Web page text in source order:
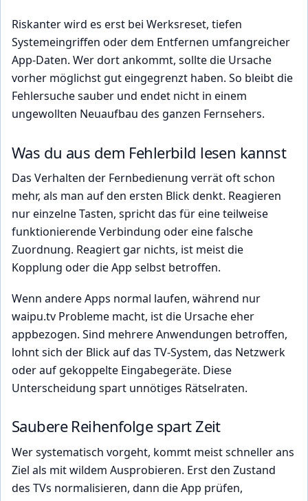
Riskanter wird es erst bei Werksreset, tiefen
Systemeingriffen oder dem Entfernen umfangreicher
App-Daten. Wer dort ankommt, sollte die Ursache
vorher möglichst gut eingegrenzt haben. So bleibt die
Fehlersuche sauber und endet nicht in einem
ungewollten Neuaufbau des ganzen Fernsehers.
Was du aus dem Fehlerbild lesen kannst
Das Verhalten der Fernbedienung verrät oft schon
mehr, als man auf den ersten Blick denkt. Reagieren
nur einzelne Tasten, spricht das für eine teilweise
funktionierende Verbindung oder eine falsche
Zuordnung. Reagiert gar nichts, ist meist die
Kopplung oder die App selbst betroffen.
Wenn andere Apps normal laufen, während nur
waipu.tv Probleme macht, ist die Ursache eher
appbezogen. Sind mehrere Anwendungen betroffen,
lohnt sich der Blick auf das TV-System, das Netzwerk
oder auf gekoppelte Eingabegeräte. Diese
Unterscheidung spart unnötiges Rätselraten.
Saubere Reihenfolge spart Zeit
Wer systematisch vorgeht, kommt meist schneller ans
Ziel als mit wildem Ausprobieren. Erst den Zustand
des TVs normalisieren, dann die App prüfen,